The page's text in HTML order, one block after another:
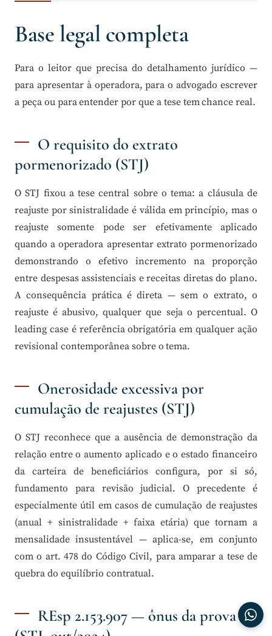
Base legal completa
Para o leitor que precisa do detalhamento jurídico —
para apresentar à operadora, para o advogado escrever
a peça ou para entender por que a tese tem chance real.
O requisito do extrato
pormenorizado (STJ)
O STJ fixou a tese central sobre o tema: a cláusula de
reajuste por sinistralidade é válida em princípio, mas o
reajuste somente pode ser efetivamente aplicado
quando a operadora apresentar extrato pormenorizado
demonstrando o efetivo incremento na proporção
entre despesas assistenciais e receitas diretas do plano.
A consequência prática é direta — sem o extrato, o
reajuste é abusivo, qualquer que seja o percentual. O
leading case é referência obrigatória em qualquer ação
revisional contemporânea sobre o tema.
Onerosidade excessiva por
cumulação de reajustes (STJ)
O STJ reconhece que a ausência de demonstração da
relação entre o aumento aplicado e o estado financeiro
da carteira de beneficiários configura, por si só,
fundamento para revisão judicial. O precedente é
especialmente útil em casos de cumulação de reajustes
(anual + sinistralidade + faixa etária) que tornam a
mensalidade insustentável — aplica-se, em conjunto
com o art. 478 do Código Civil, para amparar a tese de
quebra do equilíbrio contratual.
REsp 2.153.907 — ônus da prova